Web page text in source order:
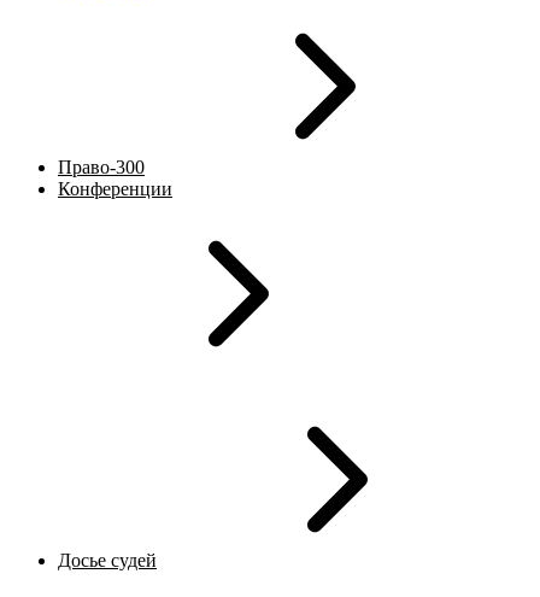
Право-300
Конференции
Досье судей